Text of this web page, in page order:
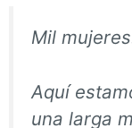
Mil
Aquí
una larga